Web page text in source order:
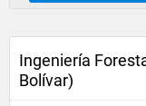
Ingeniería
Bolívar)